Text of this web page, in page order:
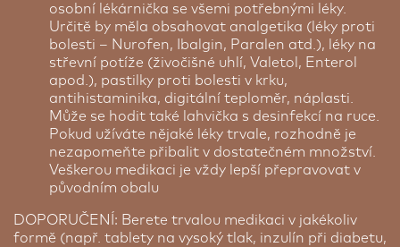
osobní lékárnička se všemi potřebnými léky.
Určitě by měla obsahovat analgetika (léky proti
bolesti – Nurofen, Ibalgin, Paralen atd.), léky na
střevní potíže (živočišné uhlí, Valetol, Enterol
apod.), pastilky proti bolesti v krku,
antihistaminika, digitální teploměr, náplasti.
Může se hodit také lahvička s desinfekcí na ruce.
Pokud užíváte nějaké léky trvale, rozhodně je
nezapomeňte přibalit v dostatečném množství.
Veškerou medikaci je vždy lepší přepravovat v
původním obalu
DOPORUČENÍ: Berete trvalou medikaci v jakékoliv
formě (např. tablety na vysoký tlak, inzulín při diabetu,